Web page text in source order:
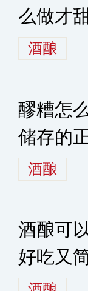
么做才
酒酿
醪糟怎
储存的
酒酿
酒酿可
好吃又